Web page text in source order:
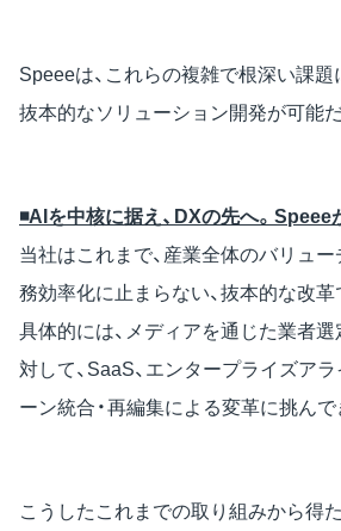
Speeeは、これらの複雑で根深い課
抜本的なソリューション開発が可能
◾️AIを中核に据え、DXの先へ。
当社はこれまで、産業全体のバリュ
務効率化に止まらない、抜本的な改革
具体的には、メディアを通じた業者
対して、SaaS、エンタープライズア
ーン統合・再編集による変革に挑んで
こうしたこれまでの取り組みから得